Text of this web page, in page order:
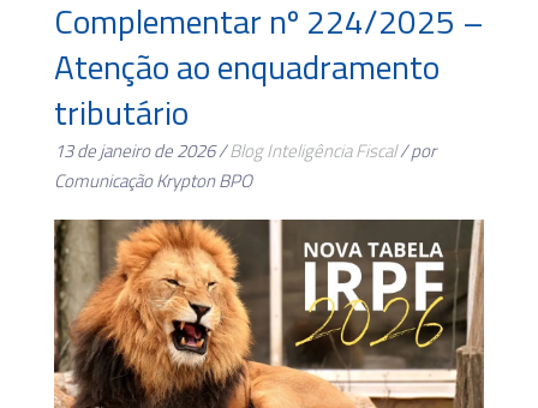
Complementar nº 224/2025 –
Atenção ao enquadramento
tributário
13 de janeiro de 2026 /BlogInteligência Fiscal/ por
Comunicação Krypton BPO